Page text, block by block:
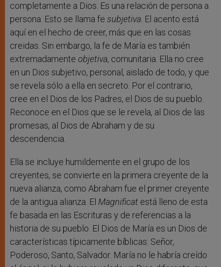
completamente a Dios. Es una relación de persona a
persona. Esto se llama fe subjetiva. El acento está
aquí en el hecho de creer, más que en las cosas
creidas. Sin embargo, la fe de María es también
extremadamente objetiva, comunitaria. Ella no cree
en un Dios subjetivo, personal, aislado de todo, y que
se revela sólo a ella en secreto. Por el contrario,
cree en el Dios de los Padres, el Dios de su pueblo.
Reconoce en el Dios que se le revela, al Dios de las
promesas, al Dios de Abraham y de su
descendencia.
Ella se incluye humildemente en el grupo de los
creyentes, se convierte en la primera creyente de la
nueva alianza, como Abraham fue el primer creyente
de la antigua alianza. El Magnificat está lleno de esta
fe basada en las Escrituras y de referencias a la
historia de su pueblo. El Dios de María es un Dios de
características típicamente bíblicas: Señor,
Poderoso, Santo, Salvador. María no le habría creído